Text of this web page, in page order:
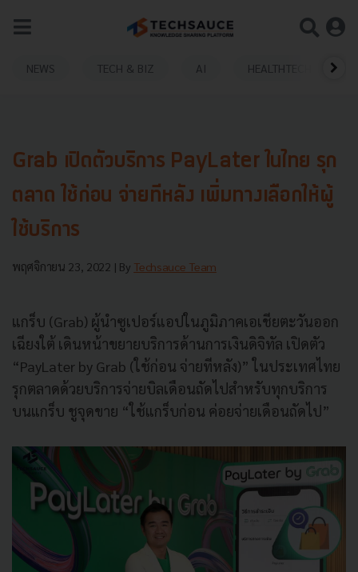
NEWS TECH & BIZ AI HEALTHTECH
Grab เปิดตัวบริการ PayLater ในไทย รุก
ตลาด ใช้ก่อน จ่ายทีหลัง เพิ่มทางเลือกให้ผู้
ใช้บริการ
พฤศจิกายน 23, 2022 | By Techsauce Team
แกร็บ (Grab) ผู้นำซูเปอร์แอปในภูมิภาคเอเชียตะวันออก
เฉียงใต้ เดินหน้าขยายบริการด้านการเงินดิจิทัล เปิดตัว
“PayLater by Grab (ใช้ก่อน จ่ายทีหลัง)” ในประเทศไทย
รุกตลาดด้วยบริการจ่ายบิลเดือนถัดไปสำหรับทุกบริการ
บนแกร็บ ชูจุดขาย “ใช้แกร็บก่อน ค่อยจ่ายเดือนถัดไป”